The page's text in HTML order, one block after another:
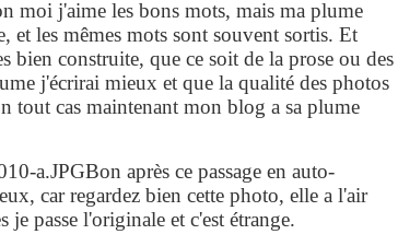
moi j'aime les bons mots, mais ma plume
et les mêmes mots sont souvent sortis. Et
bien construite, que ce soit de la prose ou des
j'écrirai mieux et que la qualité des photos
tout cas maintenant mon blog a sa plume
Bon après ce passage en auto-
car regardez bien cette photo, elle a l'air
je passe l'originale et c'est étrange.